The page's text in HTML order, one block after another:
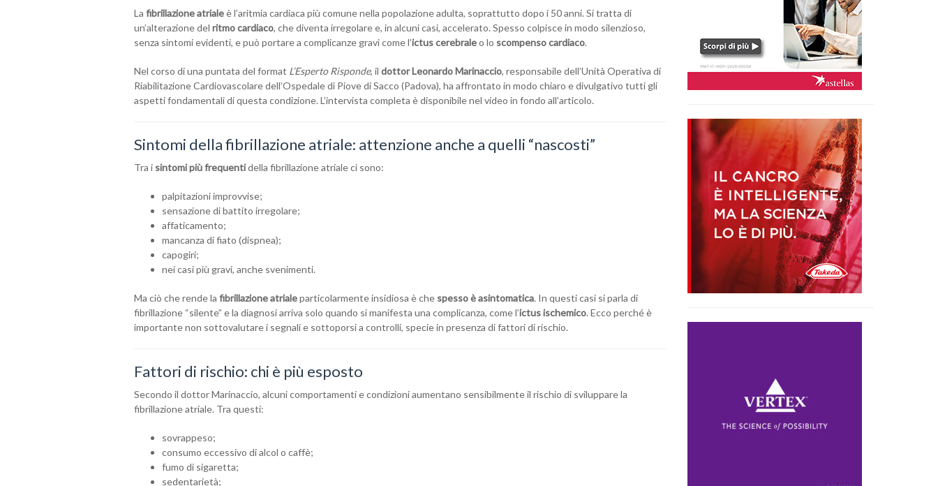
La fibrillazione atrialeè l’aritmia cardiaca più comune nella popolazione adulta, soprattutto dopo i 50 anni. Si tratta di
un’alterazione del ritmo cardiaco, che diventa irregolare e, in alcuni casi, accelerato. Spesso colpisce in modo silenzioso,
senza sintomi evidenti, e può portare a complicanze gravi come l’ictus cerebraleo lo scompenso cardiaco.
Nel corso di una puntata del format L’Esperto Risponde, il dottor Leonardo Marinaccio, responsabile dell’Unità Operativa di
Riabilitazione Cardiovascolare dell’Ospedale di Piove di Sacco (Padova), ha affrontato in modo chiaro e divulgativo tutti gli
aspetti fondamentali di questa condizione. L’intervista completa è disponibile nel video in fondo all’articolo.
Sintomi della fibrillazione atriale: attenzione anche a quelli “nascosti”
Tra i sintomi più frequentidella fibrillazione atriale ci sono:
palpitazioni improvvise;
sensazione di battito irregolare;
affaticamento;
mancanza di fiato (dispnea);
capogiri;
nei casi più gravi, anche svenimenti.
Ma ciò che rende la fibrillazione atrialeparticolarmente insidiosa è che spesso è asintomatica. In questi casi si parla di
fibrillazione “silente” e la diagnosi arriva solo quando si manifesta una complicanza, come l’ictus ischemico. Ecco perché è
importante non sottovalutare i segnali e sottoporsi a controlli, specie in presenza di fattori di rischio.
Fattori di rischio: chi è più esposto
Secondo il dottor Marinaccio, alcuni comportamenti e condizioni aumentano sensibilmente il rischio di sviluppare la
fibrillazione atriale. Tra questi:
sovrappeso;
consumo eccessivo di alcol o caffè;
fumo di sigaretta;
sedentarietà;